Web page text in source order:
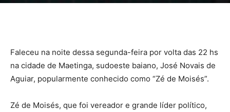
Faleceu na noite dessa segunda-feira por volta das 22 hs
na cidade de Maetinga, sudoeste baiano, José Novais de
Aguiar, popularmente conhecido como “Zé de Moisés”.
Zé de Moisés, que foi vereador e grande líder político,